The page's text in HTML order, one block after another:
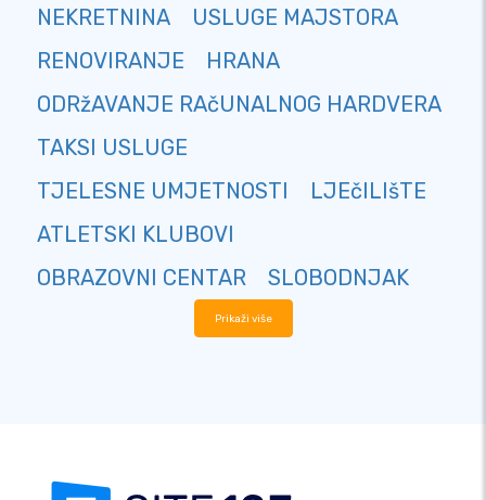
NEKRETNINA
USLUGE MAJSTORA
RENOVIRANJE
HRANA
ODRžAVANJE RAčUNALNOG HARDVERA
TAKSI USLUGE
TJELESNE UMJETNOSTI
LJEčILIšTE
ATLETSKI KLUBOVI
OBRAZOVNI CENTAR
SLOBODNJAK
Prikaži više